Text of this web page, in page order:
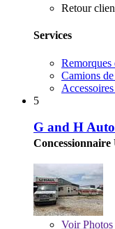
Retour
Services
Remorques
Camions
5
G and H Auto
Concessionnaire
VoirPhotos